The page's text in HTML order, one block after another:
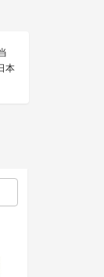
本